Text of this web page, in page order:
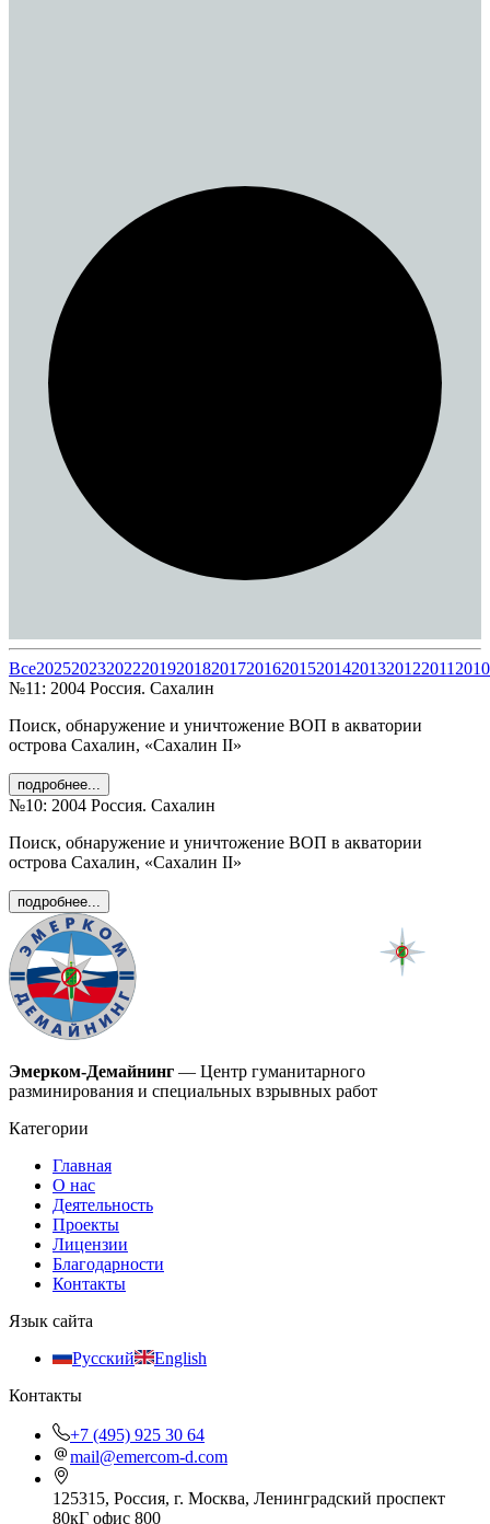
Все202520232022201920182017201620152014201320122011 2010
№11 : 2004 Россия. Сахалин
Поиск, обнаружение и уничтожение ВОП в акватории
острова Сахалин, «Сахалин II»
подробнее...
№10: 2004 Россия. Сахалин
Поиск, обнаружение и уничтожение ВОП в акватории
острова Сахалин, «Сахалин II»
подробнее...
Эмерком-Демайнинг — Центр гуманитарного
разминирования и специальных взрывных работ
Категории
Главная
О нас
Деятельность
Проекты
Лицензии
Благодарности
Контакты
Язык сайта
Русский
English
Контакты
+7 (495) 925 30 64
mail@emercom-d.com
125315, Россия, г. Москва, Ленинградский проспект
80кГ офис 800